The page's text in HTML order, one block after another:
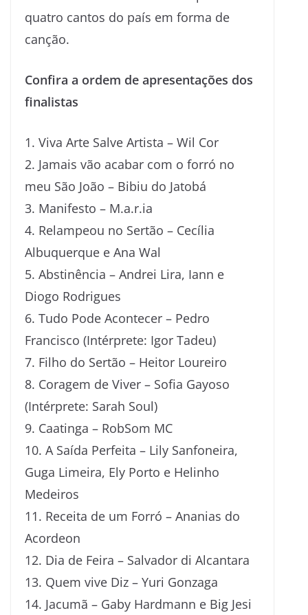
quatro cantos do país em forma de
canção.
Confira a ordem de apresentações dos
finalistas
1. Viva Arte Salve Artista – Wil Cor
2. Jamais vão acabar com o forró no
meu São João – Bibiu do Jatobá
3. Manifesto – M.a.r.ia
4. Relampeou no Sertão – Cecília
Albuquerque e Ana Wal
5. Abstinência – Andrei Lira, Iann e
Diogo Rodrigues
6. Tudo Pode Acontecer – Pedro
Francisco (Intérprete: Igor Tadeu)
7. Filho do Sertão – Heitor Loureiro
8. Coragem de Viver – Sofia Gayoso
(Intérprete: Sarah Soul)
9. Caatinga – RobSom MC
10. A Saída Perfeita – Lily Sanfoneira,
Guga Limeira, Ely Porto e Helinho
Medeiros
11. Receita de um Forró – Ananias do
Acordeon
12. Dia de Feira – Salvador di Alcantara
13. Quem vive Diz – Yuri Gonzaga
14. Jacumã – Gaby Hardmann e Big Jesi